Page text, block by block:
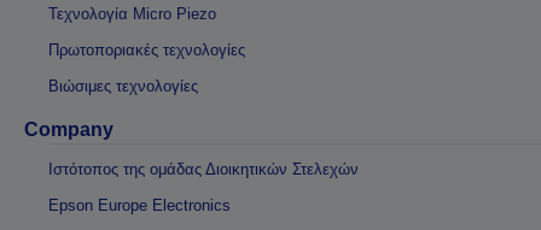
Τεχνολογία Micro Piezo
Πρωτοποριακές τεχνολογίες
Βιώσιμες τεχνολογίες
Company
Ιστότοπος της ομάδας Διοικητικών Στελεχών
Epson Europe Electronics